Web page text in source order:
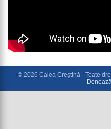
© 2026 Calea Creștină · Toate